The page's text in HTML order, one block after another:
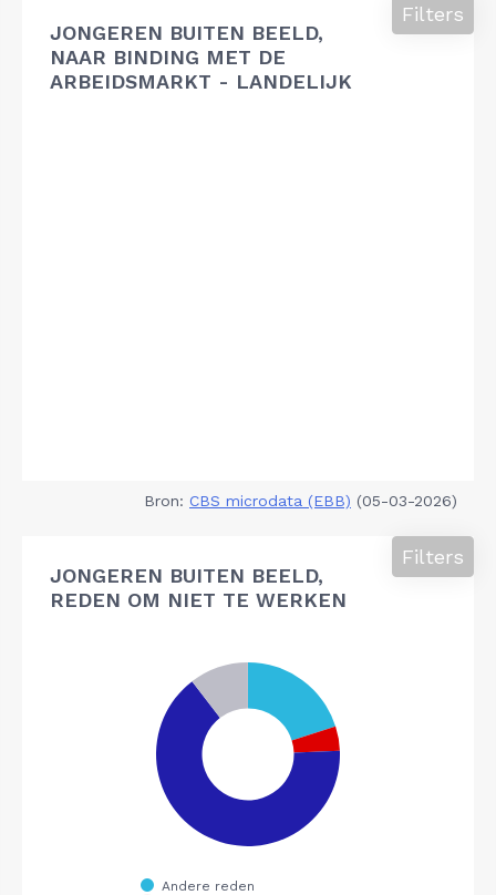
JONGEREN BUITEN BEELD,
NAAR BINDING MET DE
ARBEIDSMARKT - LANDELIJK
Filters
Bron: CBS microdata (EBB) (05-03-2026)
JONGEREN BUITEN BEELD,
REDEN OM NIET TE WERKEN
Filters